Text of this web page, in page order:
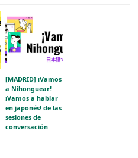
[MADRID] ¡Vamos
a Nihonguear!
¡Vamos a hablar
en japonés! de las
sesiones de
conversación